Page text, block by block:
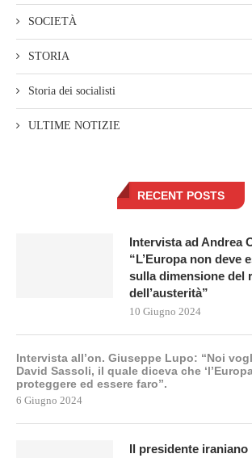
SOCIETÀ
STORIA
Storia dei socialisti
ULTIME NOTIZIE
RECENT POSTS
Intervista ad Andrea
“L’Europa non deve
sulla dimensione del
dell’austerità”
10 Giugno 2024
Intervista all’on. Giuseppe Lupo: “Noi
David Sassoli, il quale diceva che
proteggere ed essere faro”.
6 Giugno 2024
Il presidente iraniano